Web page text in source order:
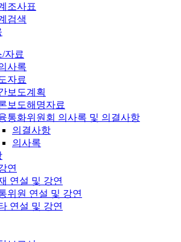
조사표
검색
/자료
사록
자료
보도계획
보도해명자료
통화위원회 의사록 및 의결사항
의결사항
의사록
연
연설 및 강연
위원 연설 및 강연
연설 및 강연